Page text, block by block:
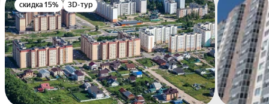
скидка 15% 3D-тур